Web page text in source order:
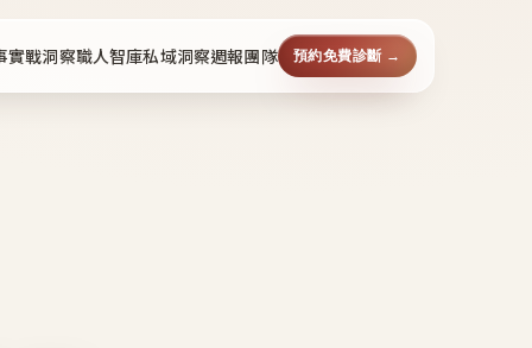
實戰洞察職人智庫私域洞察週報團隊 預約免費診斷 →